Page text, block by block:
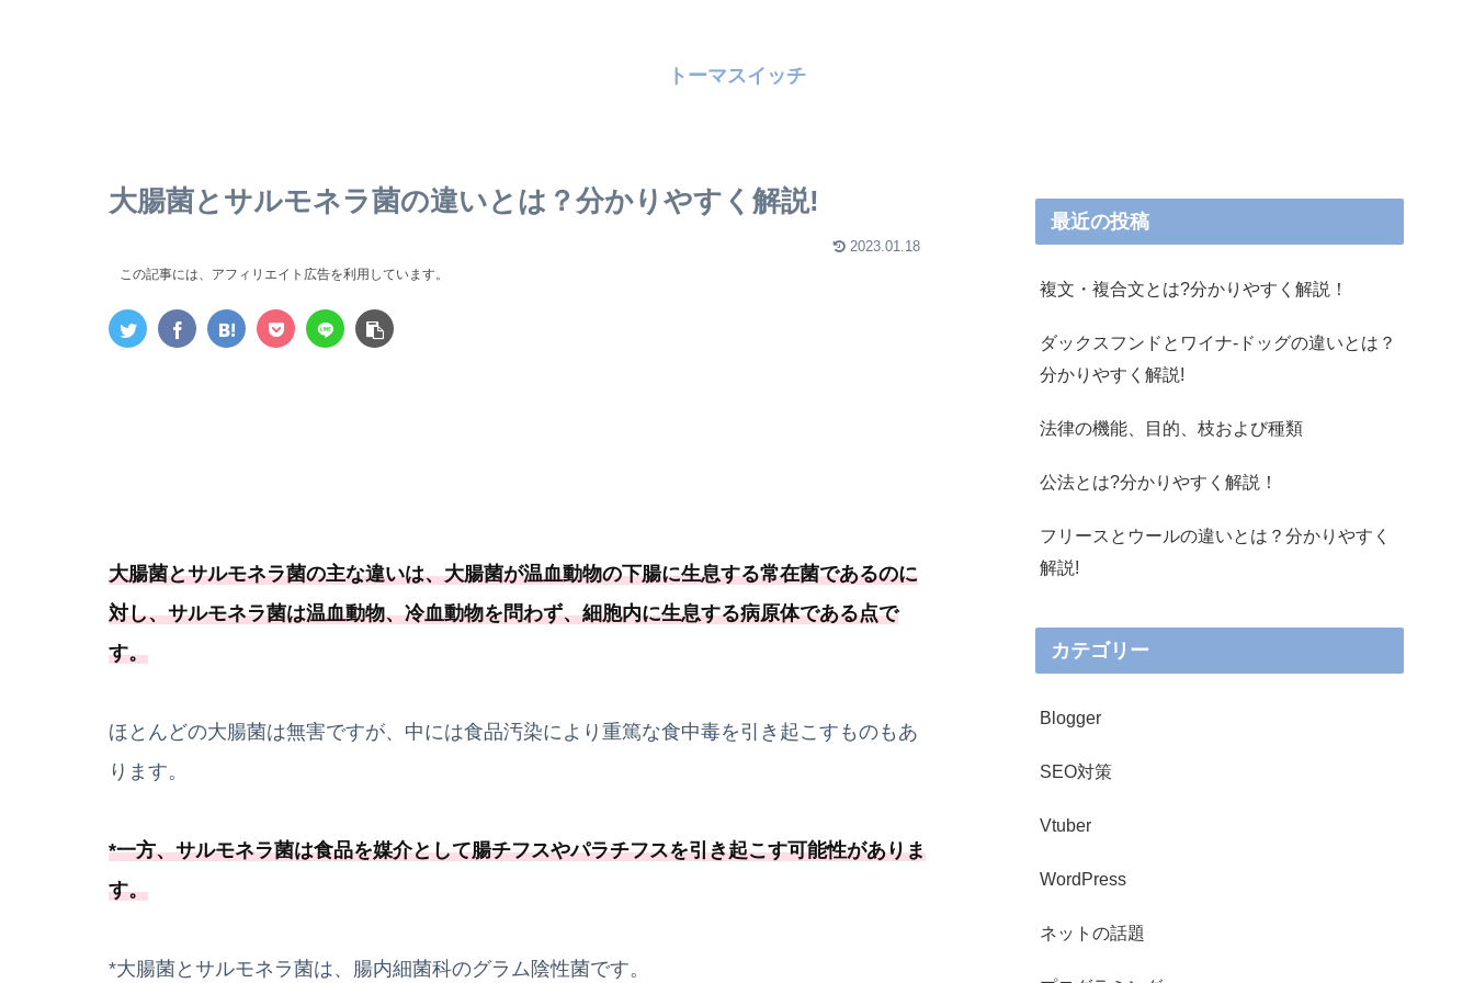
トーマスイッチ
大腸菌とサルモネラ菌の違いとは？分かりやすく解説!
2023.01.18
この記事には、アフィリエイト広告を利用しています。
大腸菌とサルモネラ菌の主な違いは、大腸菌が温血動物の下腸に生息する常在菌であるのに
対し、サルモネラ菌は温血動物、冷血動物を問わず、細胞内に生息する病原体である点で
す。
ほとんどの大腸菌は無害ですが、中には食品汚染により重篤な食中毒を引き起こすものもあ
ります。
*一方、サルモネラ菌は食品を媒介として腸チフスやパラチフスを引き起こす可能性がありま
す。
*大腸菌とサルモネラ菌は、腸内細菌科のグラム陰性菌です。
最近の投稿
複文・複合文とは?分かりやすく解説！
ダックスフンドとワイナ-ドッグの違いとは？
分かりやすく解説!
法律の機能、目的、枝および種類
公法とは?分かりやすく解説！
フリースとウールの違いとは？分かりやすく
解説!
カテゴリー
Blogger
SEO対策
Vtuber
WordPress
ネットの話題